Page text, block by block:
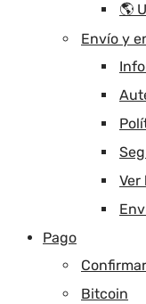
🌎
Envío y
Ver
Pago
Bitcoin